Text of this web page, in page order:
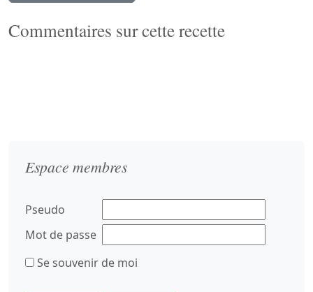
Commentaires sur cette recette
Espace membres
Pseudo
Mot de passe
Se souvenir de moi